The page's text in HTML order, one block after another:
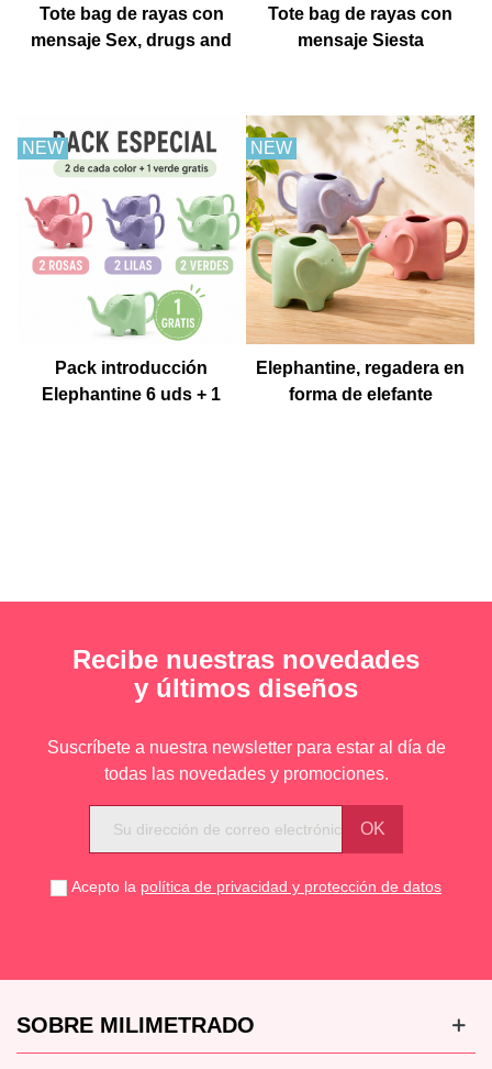
Tote bag de rayas con
mensaje Sex, drugs and
Tote bag de rayas con
mensaje Siesta
NEW
Pack introducción
Elephantine 6 uds + 1
NEW
Elephantine, regadera en
forma de elefante
Recibe nuestras novedades
y últimos diseños
Suscríbete a nuestra newsletter para estar al día de
todas las novedades y promociones.
Acepto la política de privacidad y protección de datos
SOBRE MILIMETRADO